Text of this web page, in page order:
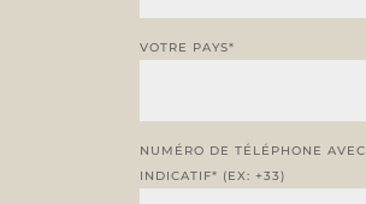
VOTRE PAYS*
NUMÉRO DE TÉLÉPHONE AVEC
INDICATIF* (EX: +33)